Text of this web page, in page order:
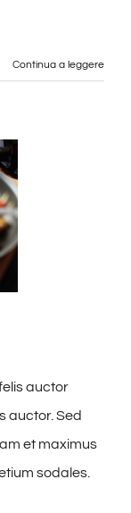
Continua a leggere
auctor
auctor. Sed
et maximus
sodales.